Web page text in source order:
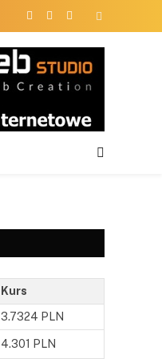
Facebook
X
Instagram
Kurs
3.7324 PLN
4.301 PLN